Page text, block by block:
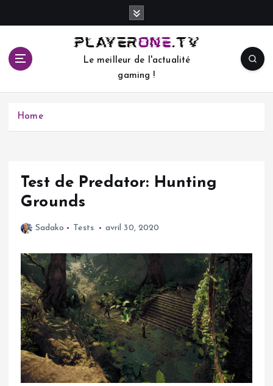
c
Le meilleur de l'actualité
gaming !
Home
Test de Predator: Hunting
Grounds
Sadako Tests avril 30, 2020